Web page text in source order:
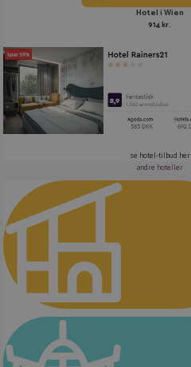
Hotel i Wien
914 kr.
se hotel-tilbud her
andre hoteller